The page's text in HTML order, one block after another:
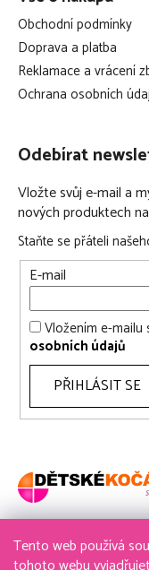
Tento web používá
Obchodní podmínky
Doprava a platba
Reklamace a vrácení
Ochrana osobních
Odebírat
Vložte svůj e-mail a
nových produktech
Staňte se přáteli
E-mail
Vložením e-mailu
osobních údajů
PŘIHLÁSIT SE
736 611 204